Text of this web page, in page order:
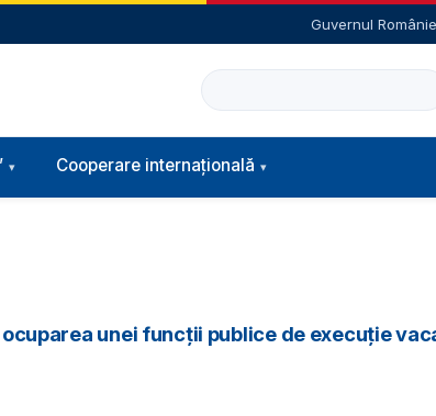
Guvernul
Caută
Cooperare internațională
unei funcţii publice de execuție